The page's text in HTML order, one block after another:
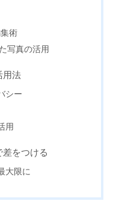
術
写真の活用
用法
シー
用
差をつける
大限に